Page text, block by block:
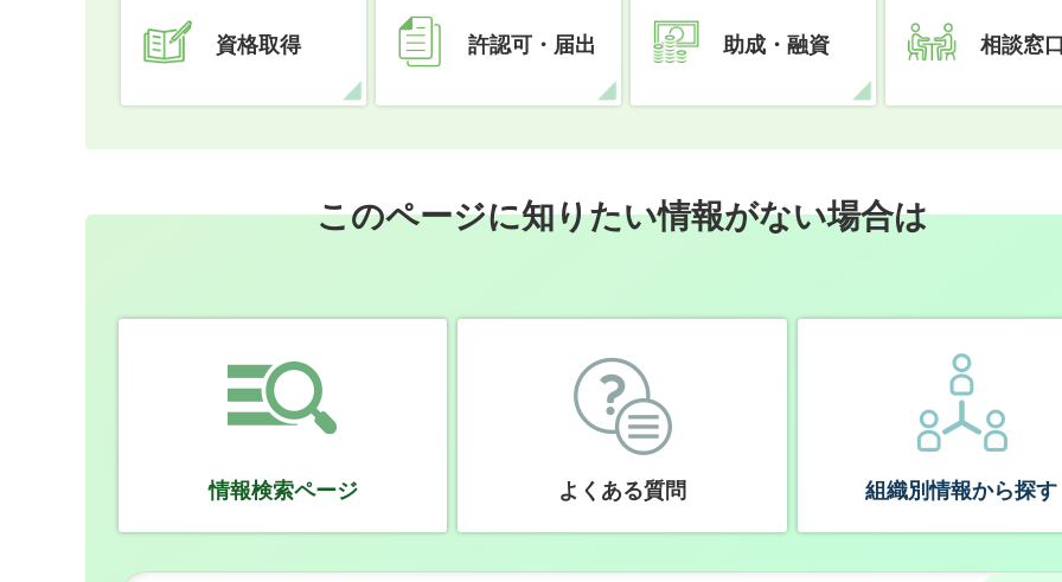
資格取得 許認可・届出 助成・融資 相談窓
このページに知りたい情報がない場合は
情報検索ページ よくある質問 組織別情報から探す